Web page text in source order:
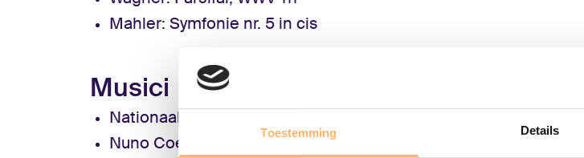
Toestemming Details
Mahler: Symfonie nr. 5 in cis
Musici
Nationaal Jeugdorkest
Nuno Coelho
: dirigent